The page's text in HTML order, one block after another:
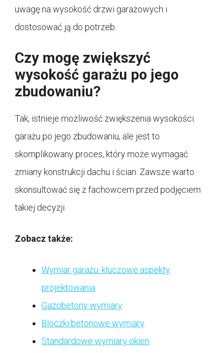
uwagę na wysokość drzwi garażowych i
dostosować ją do potrzeb.
Czy mogę zwiększyć
wysokość garażu po jego
zbudowaniu?
Tak, istnieje możliwość zwiększenia wysokości
garażu po jego zbudowaniu, ale jest to
skomplikowany proces, który może wymagać
zmiany konstrukcji dachu i ścian. Zawsze warto
skonsultować się z fachowcem przed podjęciem
takiej decyzji.
Zobacz także:
Wymiar garażu: kluczowe aspekty
projektowania
Gazobetony wymiary
Bloczki betonowe wymiary
Standardowe wymiary okien